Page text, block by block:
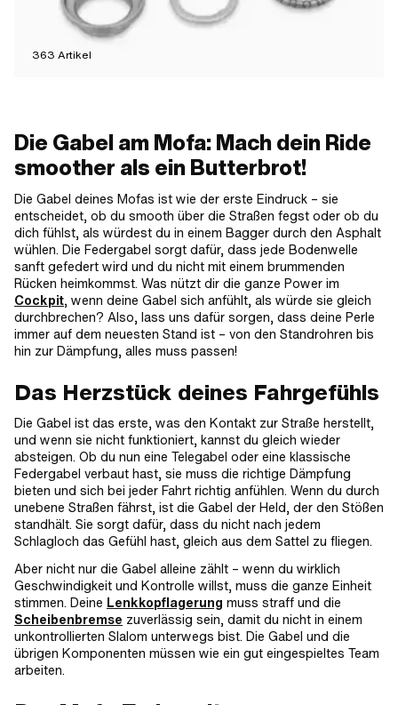
363 Artikel
Die Gabel am Mofa: Mach dein Ride
smoother als ein Butterbrot!
Die Gabel deines Mofas ist wie der erste Eindruck – sie
entscheidet, ob du smooth über die Straßen fegst oder ob du
dich fühlst, als würdest du in einem Bagger durch den Asphalt
wühlen. Die Federgabel sorgt dafür, dass jede Bodenwelle
sanft gefedert wird und du nicht mit einem brummenden
Rücken heimkommst. Was nützt dir die ganze Power im
Cockpit, wenn deine Gabel sich anfühlt, als würde sie gleich
durchbrechen? Also, lass uns dafür sorgen, dass deine Perle
immer auf dem neuesten Stand ist – von den Standrohren bis
hin zur Dämpfung, alles muss passen!
Das Herzstück deines Fahrgefühls
Die Gabel ist das erste, was den Kontakt zur Straße herstellt,
und wenn sie nicht funktioniert, kannst du gleich wieder
absteigen. Ob du nun eine Telegabel oder eine klassische
Federgabel verbaut hast, sie muss die richtige Dämpfung
bieten und sich bei jeder Fahrt richtig anfühlen. Wenn du durch
unebene Straßen fährst, ist die Gabel der Held, der den Stößen
standhält. Sie sorgt dafür, dass du nicht nach jedem
Schlagloch das Gefühl hast, gleich aus dem Sattel zu fliegen.
Aber nicht nur die Gabel alleine zählt – wenn du wirklich
Geschwindigkeit und Kontrolle willst, muss die ganze Einheit
stimmen. Deine Lenkkopflagerung muss straff und die
Scheibenbremse zuverlässig sein, damit du nicht in einem
unkontrollierten Slalom unterwegs bist. Die Gabel und die
übrigen Komponenten müssen wie ein gut eingespieltes Team
arbeiten.